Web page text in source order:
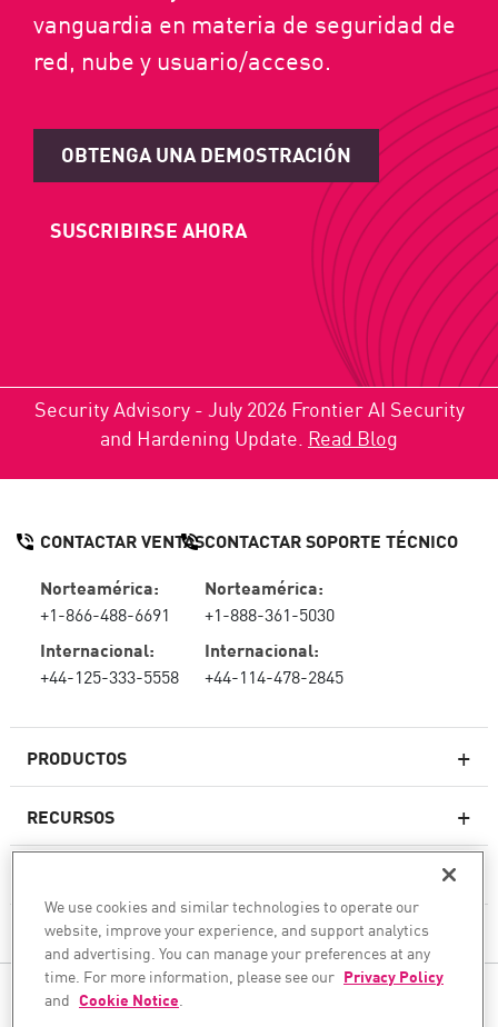
vanguardia en materia de seguridad de
red, nube y usuario/acceso.
OBTENGA UNA DEMOSTRACIÓN
SUSCRIBIRSE AHORA
Security Advisory - July 2026 Frontier AI Security
and Hardening Update. Read Blog
PRODUCTOS
Firewall de última generación
Seguridad de Red en la Nube
WAF
RECURSOS
LA EMPRESA
CONTACTAR VENTAS
Norteamérica:
+1-866-488-6691
Internacional:
+44-125-333-5558
CONTACTAR SOPORTE TÉCNICO
Norteamérica:
+1-888-361-5030
Internacional:
+44-114-478-2845
SÍGANOS
We use cookies and similar technologies to operate our
website, improve your experience, and support analytics
and advertising. You can manage your preferences at any
time. For more information, please see our Privacy Policy
and Cookie Notice.